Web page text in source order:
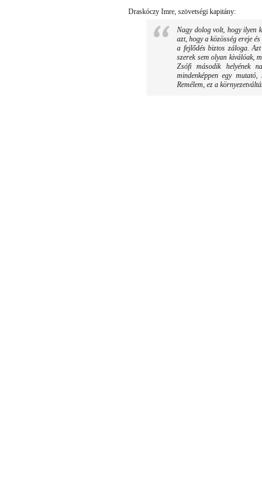
Draskóczy Imre, szövetségi kapitány:
Nagy dolog volt, hogy ilyen
azt, hogy a közösség ereje
a fejlődés biztos záloga.
szerek sem olyan kiválóak,
Zsófi második helyének
mindenképpen egy
Remélem, ez a